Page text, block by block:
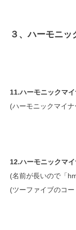
３、ハーモニッ
11.ハーモニックマ
(ハーモニックマイ
12.ハーモニックマ
(名前が長いので「
(ツーファイブのコ